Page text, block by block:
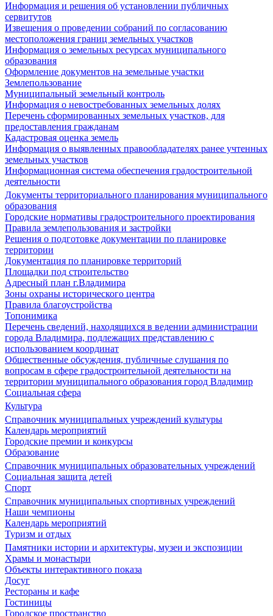
Информация и решения об установлении публичных
сервитутов
Извещения о проведении собраний по согласованию
местоположения границ земельных участков
Информация о земельных ресурсах муниципального
образования
Оформление документов на земельные участки
Землепользование
Муниципальный земельный контроль
Информация о невостребованных земельных долях
Перечень сформированных земельных участков, для
предоставления гражданам
Кадастровая оценка земель
Информация о выявленных правообладателях ранее учтенных
земельных участков
Информационная система обеспечения градостроительной
деятельности
Документы территориального планирования муниципального
образования
Городские нормативы градостроительного проектирования
Правила землепользования и застройки
Решения о подготовке документации по планировке
территории
Документация по планировке территорий
Площадки под строительство
Адресный план г.Владимира
Зоны охраны исторического центра
Правила благоустройства
Топонимика
Перечень сведений, находящихся в ведении администрации
города Владимира, подлежащих представлению с
использованием координат
Общественные обсуждения, публичные слушания по
вопросам в сфере градостроительной деятельности на
территории муниципального образования город Владимир
Социальная сфера
Культура
Справочник муниципальных учреждений культуры
Календарь мероприятий
Городские премии и конкурсы
Образование
Справочник муниципальных образовательных учреждений
Социальная защита детей
Спорт
Справочник муниципальных спортивных учреждений
Наши чемпионы
Календарь мероприятий
Туризм и отдых
Памятники истории и архитектуры, музеи и экспозиции
Храмы и монастыри
Объекты интерактивного показа
Досуг
Рестораны и кафе
Гостиницы
Городское пространство